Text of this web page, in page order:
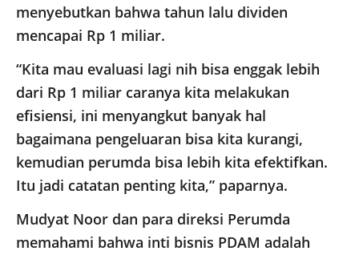
menyebutkan bahwa tahun lalu dividen
mencapai Rp 1 miliar.
“Kita mau evaluasi lagi nih bisa enggak lebih
dari Rp 1 miliar caranya kita melakukan
efisiensi, ini menyangkut banyak hal
bagaimana pengeluaran bisa kita kurangi,
kemudian perumda bisa lebih kita efektifkan.
Itu jadi catatan penting kita,” paparnya.
Mudyat Noor dan para direksi Perumda
memahami bahwa inti bisnis PDAM adalah